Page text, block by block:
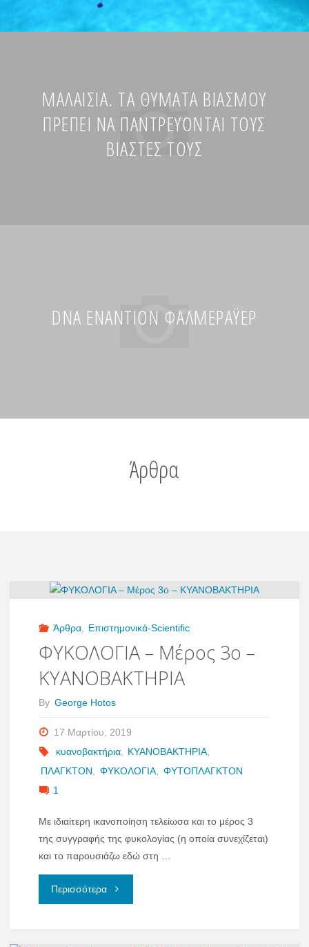
ΜΑΛΑΙΣΊΑ. ΤΑ ΘΎΜΑΤΑ ΒΙΑΣΜΟΎ
ΠΡΈΠΕΙ ΝΑ ΠΑΝΤΡΕΎΟΝΤΑΙ ΤΟΥΣ
ΒΙΑΣΤΈΣ ΤΟΥΣ
DNA ΕΝΑΝΤΊΟΝ ΦΑΛΜΕΡΆΥΕΡ
Άρθρα
Άρθρα, Επιστημονικά-Scientific
ΦΥΚΟΛΟΓΙΑ – Μέρος 3ο –
ΚΥΑΝΟΒΑΚΤΗΡΙΑ
By George Hotos
17 Μαρτίου, 2019
κυανοβακτήρια, ΚΥΑΝΟΒΑΚΤΗΡΙΑ
ΠΛΑΓΚΤΟΝ
ΦΥΚΟΛΟΓΙΑ
ΦΥΤΟΠΛΑΓΚΤΟΝ
1
Με ιδιαίτερη ικανοποίηση τελείωσα και το μέρος 3
της συγγραφής της φυκολογίας (η οποία συνεχίζεται)
και το παρουσιάζω εδώ στη …
Περισσότερα"ΦΥΚΟΛΟΓΙΑ